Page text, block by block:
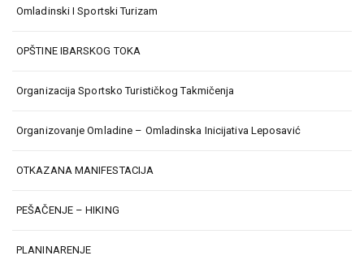
Omladinski I Sportski Turizam
OPŠTINE IBARSKOG TOKA
Organizacija Sportsko Turističkog Takmičenja
Organizovanje Omladine – Omladinska Inicijativa Leposavić
OTKAZANA MANIFESTACIJA
PEŠAČENJE – HIKING
PLANINARENJE